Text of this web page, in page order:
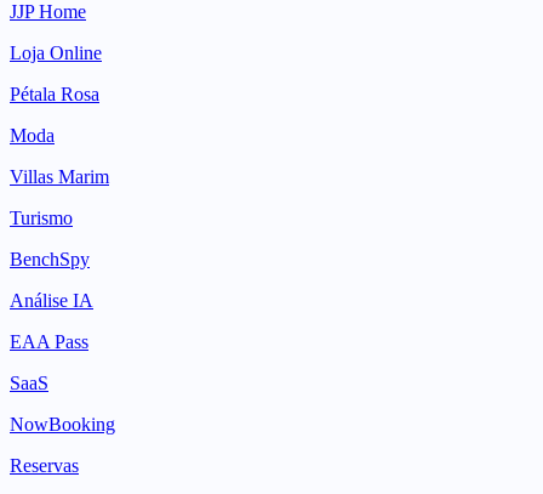
JJP Home
Loja Online
Pétala Rosa
Moda
Villas Marim
Turismo
BenchSpy
Análise IA
EAA Pass
SaaS
NowBooking
Reservas